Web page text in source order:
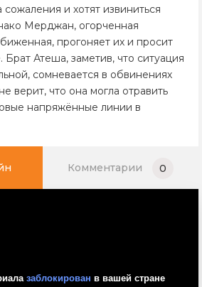
и хотят извиниться
Мерджан, огорченная
прогоняет их и просит
Брат Атеша, заметив, что ситуация
сомневается в обвинениях
верит, что она могла отравить
напряжённые линии в
Комментарии 0